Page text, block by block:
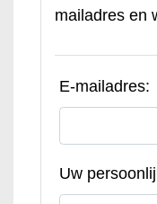
mailadres en
E-mailadres:
Uw